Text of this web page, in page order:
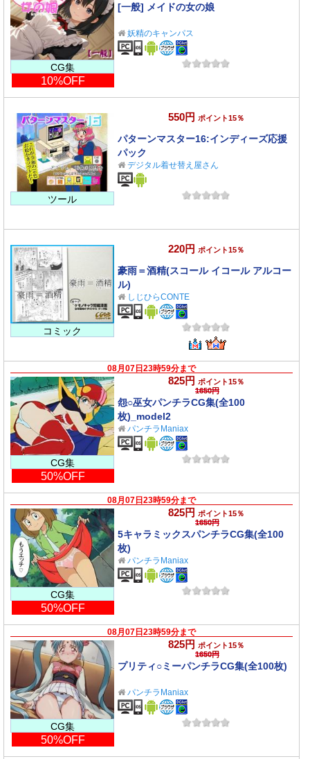
CG集
10%OFF
[一般] メイドの女の娘
妖精のキャンパス
ツール
550円 ポイント15％
パターンマスター16:インディーズ応援
パック
デジタル着せ替え屋さん
コミック
220円 ポイント15％
豪雨＝酒精(スコール イコール アルコー
ル)
しじひらCONTE
08月07日23時59分まで
CG集
50%OFF
825円 ポイント15％
1650円
怨○巫女パンチラCG集(全100
枚)_model2
パンチラManiax
08月07日23時59分まで
CG集
50%OFF
825円 ポイント15％
1650円
5キャラミックスパンチラCG集(全100
枚)
パンチラManiax
08月07日23時59分まで
CG集
50%OFF
825円 ポイント15％
1650円
プリティ○ミーパンチラCG集(全100枚)
パンチラManiax